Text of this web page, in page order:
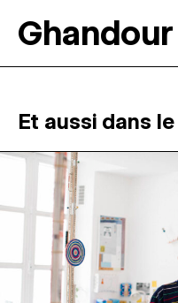
RÉSIDENCES ↓
ATELIERS OUVERTS
PROGRAMMATION
MAGAZINE
ESPACES DE
Et aussi dans